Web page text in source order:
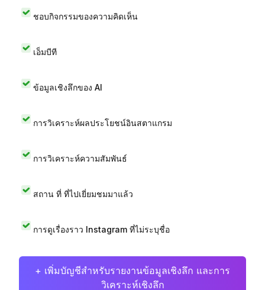
ชอบกิจกรรมของความคิดเห็น
เอ็มบีที
ข้อมูลเชิงลึกของ AI
การวิเคราะห์ผลประโยชน์อินสตาแกรม
การวิเคราะห์ความสัมพันธ์
สถาน ที่ ที่ไปเยี่ยมชมมาแล้ว
การดูเรื่องราว Instagram ที่ไม่ระบุชื่อ
+ เพิ่มบัญชีสำหรับรายงานข้อมูลเชิงลึก และการ
วิเคราะห์เชิงลึก